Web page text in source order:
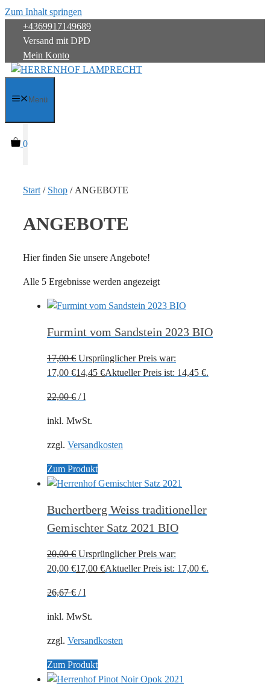
Zum Inhalt springen
+4369917149689
Versand mit DPD
Mein Konto
Menü
0
Start / Shop / ANGEBOTE
ANGEBOTE
Hier finden Sie unsere Angebote!
Alle 5 Ergebnisse werden angezeigt
Furmint vom Sandstein 2023 BIO
17,00€ Ursprünglicher Preis war:
17,00 €14,45 €Aktueller Preis ist: 14,45 €.
22,00€ /l
inkl. MwSt.
zzgl. Versandkosten
Zum Produkt
Buchertberg Weiss traditioneller
Gemischter Satz 2021 BIO
20,00€ Ursprünglicher Preis war:
20,00 €17,00 €Aktueller Preis ist: 17,00 €.
26,67€ /l
inkl. MwSt.
zzgl. Versandkosten
Zum Produkt